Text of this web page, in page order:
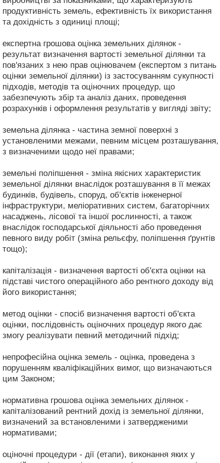
продуктивність земель, ефективність їх використання
та дохідність з одиниці площі;
експертна грошова оцінка земельних ділянок -
результат визначення вартості земельної ділянки та
пов'язаних з нею прав оцінювачем (експертом з питань
оцінки земельної ділянки) із застосуванням сукупності
підходів, методів та оціночних процедур, що
забезпечують збір та аналіз даних, проведення
розрахунків і оформлення результатів у вигляді звіту;
земельна ділянка - частина земної поверхні з
установленими межами, певним місцем розташування,
з визначеними щодо неї правами;
земельні поліпшення - зміна якісних характеристик
земельної ділянки внаслідок розташування в її межах
будинків, будівель, споруд, об'єктів інженерної
інфраструктури, меліоративних систем, багаторічних
насаджень, лісової та іншої рослинності, а також
внаслідок господарської діяльності або проведення
певного виду робіт (зміна рельєфу, поліпшення ґрунтів
тощо);
капіталізація - визначення вартості об'єкта оцінки на
підставі чистого операційного або рентного доходу від
його використання;
метод оцінки - спосіб визначення вартості об'єкта
оцінки, послідовність оціночних процедур якого дає
змогу реалізувати певний методичний підхід;
непрофесійна оцінка земель - оцінка, проведена з
порушенням кваліфікаційних вимог, що визначаються
цим Законом;
нормативна грошова оцінка земельних ділянок -
капіталізований рентний дохід із земельної ділянки,
визначений за встановленими і затвердженими
нормативами;
оціночні процедури - дії (етапи), виконання яких у